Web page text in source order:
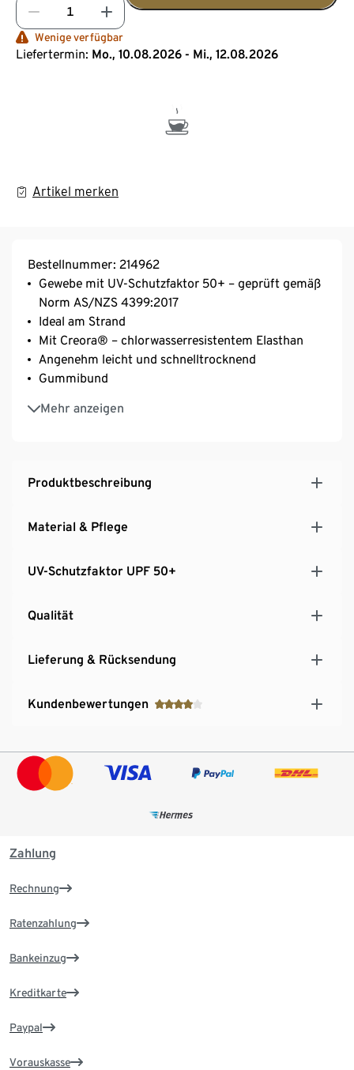
Wenige verfügbar
Liefertermin: Mo., 10.08.2026 - Mi., 12.08.2026
Artikel merken
Bestellnummer: 214962
Gewebe mit UV-Schutzfaktor 50+ – geprüft gemäß
Norm AS/NZS 4399:2017
Ideal am Strand
Mit Creora® – chlorwasserresistentem Elasthan
Angenehm leicht und schnelltrocknend
Gummibund
Mehr anzeigen
Schützt vor Sonne
Produktbeschreibung
Material & Pflege
UV-Schutzfaktor UPF 50+
Qualität
Lieferung & Rücksendung
Kundenbewertungen
Zahlung
Rechnung
Ratenzahlung
Bankeinzug
Kreditkarte
Paypal
Vorauskasse